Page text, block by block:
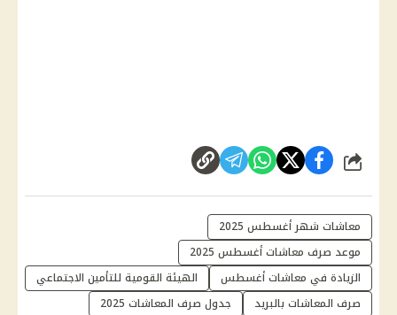
شارك
معاشات شهر أغسطس 2025
موعد صرف معاشات أغسطس 2025
الزيادة في معاشات أغسطس
الهيئة القومية للتأمين الاجتماعي
صرف المعاشات بالبريد
جدول صرف المعاشات 2025